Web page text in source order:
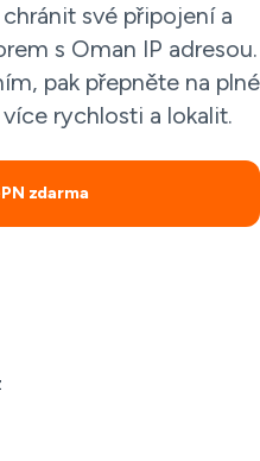
své připojení a
s Oman IP adresou.
pak přepněte na plné
rychlosti a lokalit.
zdarma